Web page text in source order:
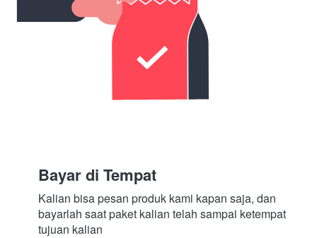
Bayar di Tempat
Kalian bisa pesan produk kami kapan saja, dan
bayarlah saat paket kalian telah sampai ketempat
tujuan kalian